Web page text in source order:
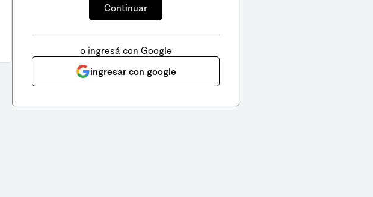
o ingresá con Google
ingresar con google